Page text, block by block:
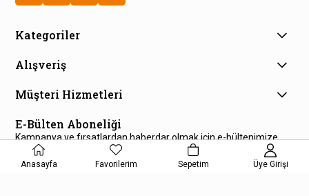
Kategoriler
Alışveriş
Müşteri Hizmetleri
E-Bülten Aboneliği
Kampanya ve fırsatlardan haberdar olmak için e-bültenimize
kayıt olun!
Anasayfa Favorilerim Sepetim Üye Girişi